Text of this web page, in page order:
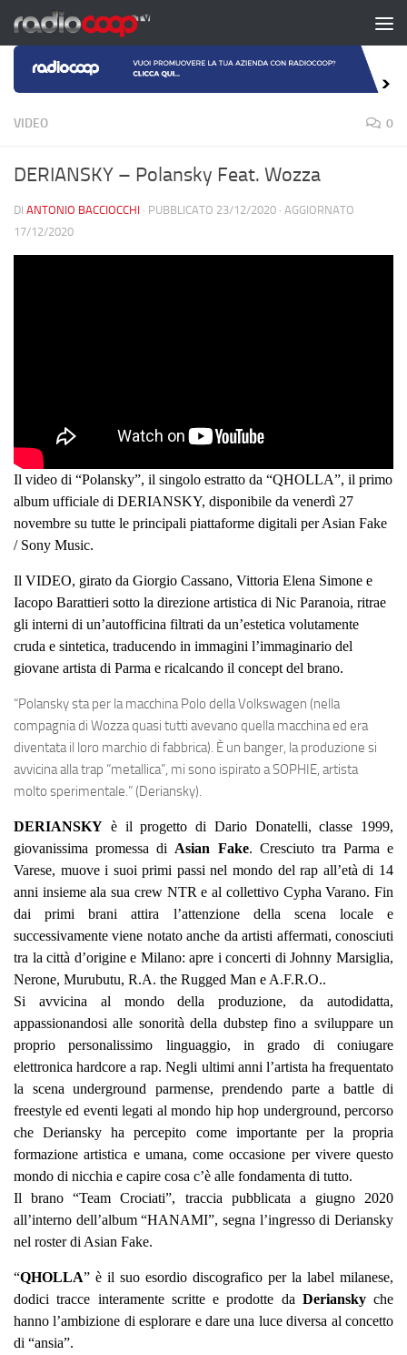
Salta al contenuto
VIDEO 0
DERIANSKY – Polansky Feat. Wozza
DI ANTONIO BACCIOCCHI · PUBBLICATO 23/12/2020 · AGGIORNATO
17/12/2020
Il video di “Polansky”, il singolo estratto da “QHOLLA”, il primo
album ufficiale di DERIANSKY, disponibile da venerdì 27
novembre su tutte le principali piattaforme digitali per Asian Fake
/ Sony Music.
Il VIDEO, girato da Giorgio Cassano, Vittoria Elena Simone e
Iacopo Barattieri sotto la direzione artistica di Nic Paranoia, ritrae
gli interni di un’autofficina filtrati da un’estetica volutamente
cruda e sintetica, traducendo in immagini l’immaginario del
giovane artista di Parma e ricalcando il concept del brano.
“Polansky sta per la macchina Polo della Volkswagen (nella
compagnia di Wozza quasi tutti avevano quella macchina ed era
diventata il loro marchio di fabbrica). È un banger, la produzione si
avvicina alla trap “metallica”, mi sono ispirato a SOPHIE, artista
molto sperimentale.” (Deriansky).
DERIANSKY è il progetto di Dario Donatelli, classe 1999,
giovanissima promessa di Asian Fake. Cresciuto tra Parma e
Varese, muove i suoi primi passi nel mondo del rap all’età di 14
anni insieme ala sua crew NTR e al collettivo Cypha Varano. Fin
dai primi brani attira l’attenzione della scena locale e
successivamente viene notato anche da artisti affermati, conosciuti
tra la città d’origine e Milano: apre i concerti di Johnny Marsiglia,
Nerone, Murubutu, R.A. the Rugged Man e A.F.R.O..
Si avvicina al mondo della produzione, da autodidatta,
appassionandosi alle sonorità della dubstep fino a sviluppare un
proprio personalissimo linguaggio, in grado di coniugare
elettronica hardcore a rap. Negli ultimi anni l’artista ha frequentato
la scena underground parmense, prendendo parte a battle di
freestyle ed eventi legati al mondo hip hop underground, percorso
che Deriansky ha percepito come importante per la propria
formazione artistica e umana, come occasione per vivere questo
mondo di nicchia e capire cosa c’è alle fondamenta di tutto.
Il brano “Team Crociati”, traccia pubblicata a giugno 2020
all’interno dell’album “HANAMI”, segna l’ingresso di Deriansky
nel roster di Asian Fake.
“QHOLLA” è il suo esordio discografico per la label milanese,
dodici tracce interamente scritte e prodotte da Derianskyche
hanno l’ambizione di esplorare e dare una luce diversa al concetto
di “ansia”.